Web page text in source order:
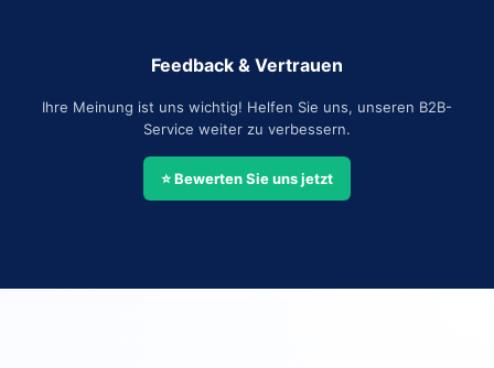
Feedback & Vertrauen
Ihre Meinung ist uns wichtig! Helfen Sie uns, unseren B2B-
Service weiter zu verbessern.
⭐ Bewerten Sie uns jetzt